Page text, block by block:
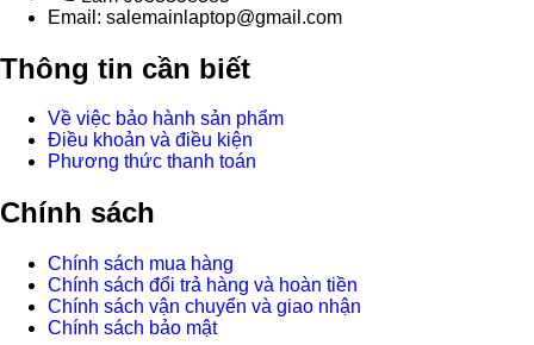
Email: salemainlaptop@gmail.com
Thông tin cần biết
Về việc bảo hành sản phẩm
Điều khoản và điều kiện
Phương thức thanh toán
Chính sách
Chính sách mua hàng
Chính sách đổi trả hàng và hoàn tiền
Chính sách vận chuyển và giao nhận
Chính sách bảo mật